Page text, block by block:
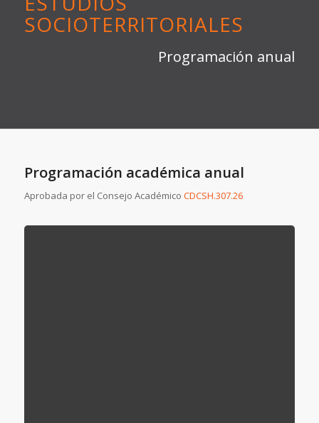
SOCIOTERRITORIALES
Programación anual
Programación académica anual
Aprobada por el Consejo Académico CDCSH.307.26